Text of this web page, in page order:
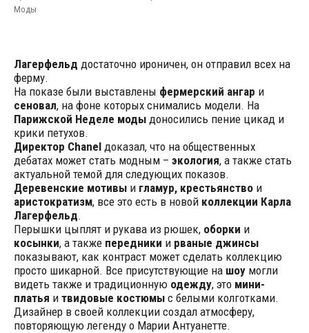
Моды
Лагерфельд достаточно ироничен, он отправил всех на
ферму.
На показе были выставлены фермерский ангар и
сеновал, на фоне которых снимались модели. На
Парижской Неделе модыдоносились пение цикад и
крики петухов.
Директор Chanelдоказал, что на общественных
дебатах может стать модным – экология, а также стать
актуальной темой для следующих показов.
Деревенские мотивыи гламур, крестьянствои
аристократизм, все это есть в новой коллекции Карла
Лагерфельд.
Перышки цыплят и рукава из рюшек, оборки и
косынки, а также передники и рваные джинсы
показывают, как контраст может сделать коллекцию
просто шикарной. Все присутствующие на шоумогли
видеть также и традиционную одежду, это мини-
платья и твидовые костюмыс белыми колготками.
Дизайнер в своей коллекции создал атмосферу,
повторяющую легенду о Марии Антуанетте.